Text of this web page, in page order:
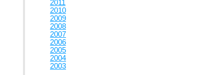
2011
2010
2009
2008
2007
2006
2005
2004
2003